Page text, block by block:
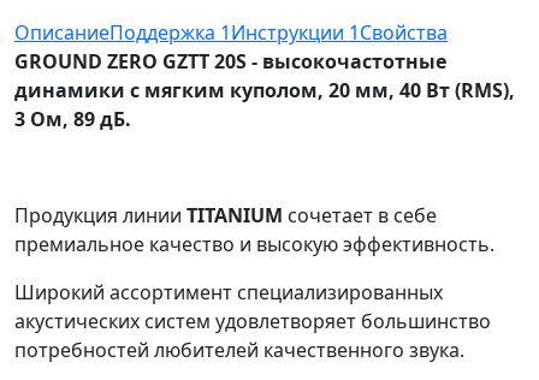
ОписаниеПоддержка 1Инструкции 1Свойства
GROUND ZERO GZTT 20S - высокочастотные
динамики с мягким куполом, 20 мм, 40 Вт (RMS),
3 Ом, 89 дБ.
Продукция линии TITANIUM сочетает в себе
премиальное качество и высокую эффективность.
Широкий ассортимент специализированных
акустических систем удовлетворяет большинство
потребностей любителей качественного звука.